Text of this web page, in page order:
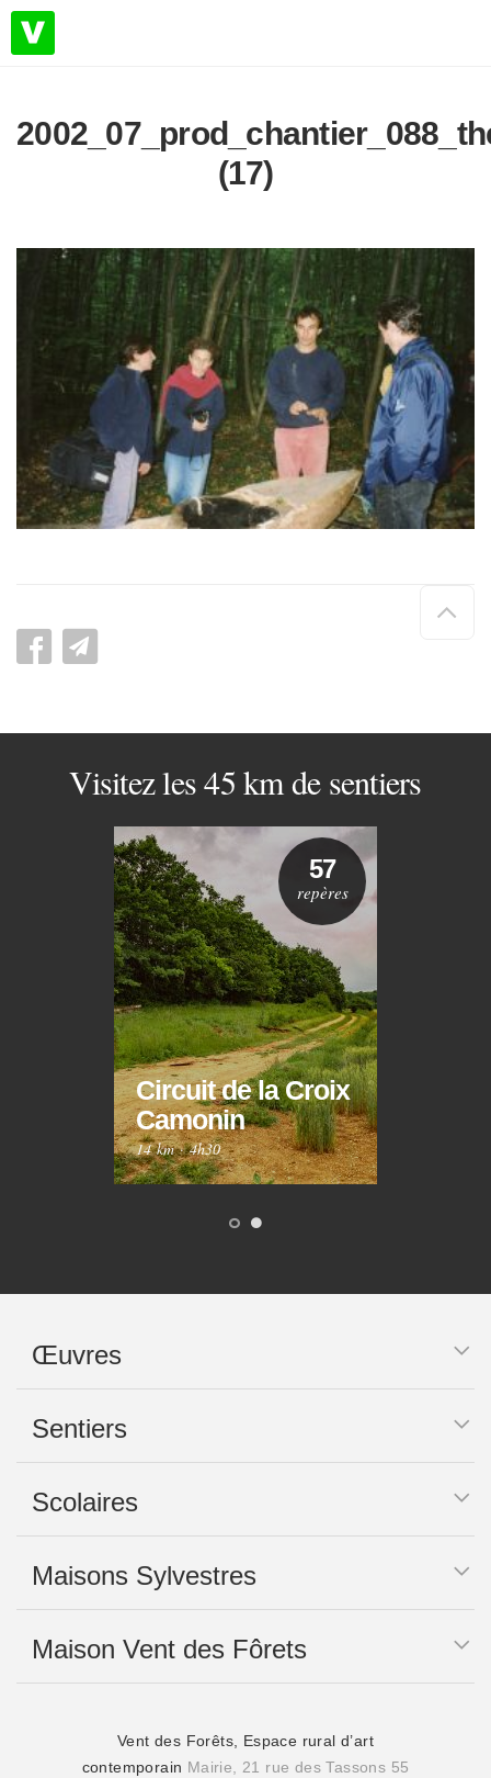
(17)
de
Visitez les 45 km de sentiers
Circuit de la Croix
Camonin
14 km·4h30
57
repères
Œuvres
Sentiers
Scolaires
Maisons Sylvestres
Maison Vent des Fôrets
Vent des Forêts, Espace rural d’art
contemporain Mairie, 21 rue des Tassons 55